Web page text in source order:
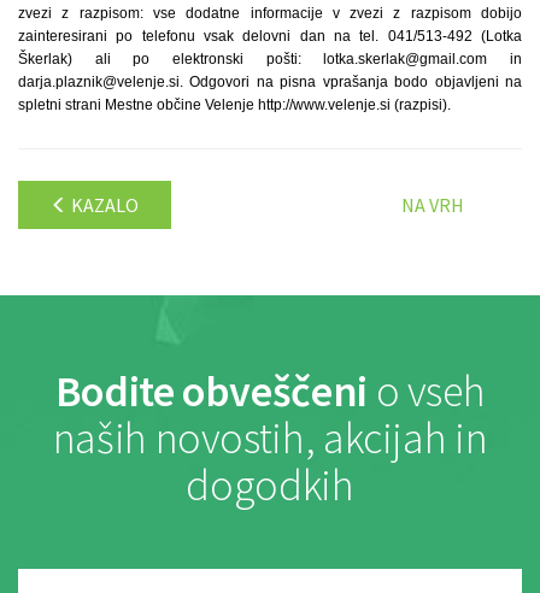
zvezi z razpisom: vse dodatne informacije v zvezi z razpisom dobijo
zainteresirani po telefonu vsak delovni dan na tel. 041/513-492 (Lotka
Škerlak) ali po elektronski pošti: lotka.skerlak@gmail.com in
darja.plaznik@velenje.si. Odgovori na pisna vprašanja bodo objavljeni na
spletni strani Mestne občine Velenje http://www.velenje.si (razpisi).
KAZALO NA VRH
Bodite obveščeni o vseh
naših novostih, akcijah in
dogodkih